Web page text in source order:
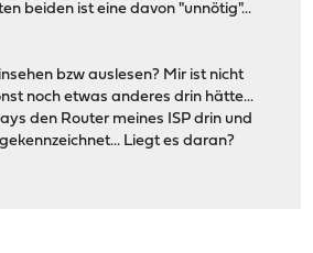
beiden ist eine davon "unnötig"...
bzw auslesen? Mir ist nicht
noch etwas anderes drin hätte...
den Router meines ISP drin und
Liegt es daran?